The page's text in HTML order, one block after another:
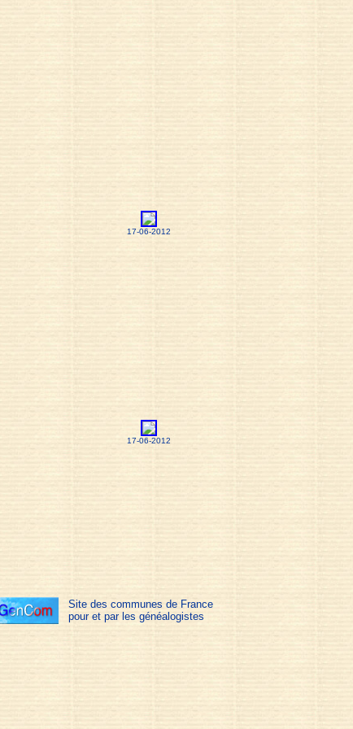
17-06-2012
17-06-2012
Site des communes de France
pour et par les généalogistes